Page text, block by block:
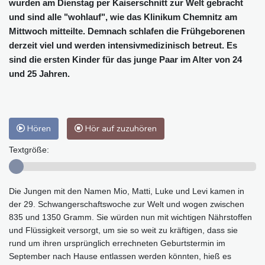
wurden am Dienstag per Kaiserschnitt zur Welt gebracht
und sind alle "wohlauf", wie das Klinikum Chemnitz am
Mittwoch mitteilte. Demnach schlafen die Frühgeborenen
derzeit viel und werden intensivmedizinisch betreut. Es
sind die ersten Kinder für das junge Paar im Alter von 24
und 25 Jahren.
Hören Hör auf zuzuhören
Textgröße:
Die Jungen mit den Namen Mio, Matti, Luke und Levi kamen in
der 29. Schwangerschaftswoche zur Welt und wogen zwischen
835 und 1350 Gramm. Sie würden nun mit wichtigen Nährstoffen
und Flüssigkeit versorgt, um sie so weit zu kräftigen, dass sie
rund um ihren ursprünglich errechneten Geburtstermin im
September nach Hause entlassen werden könnten, hieß es